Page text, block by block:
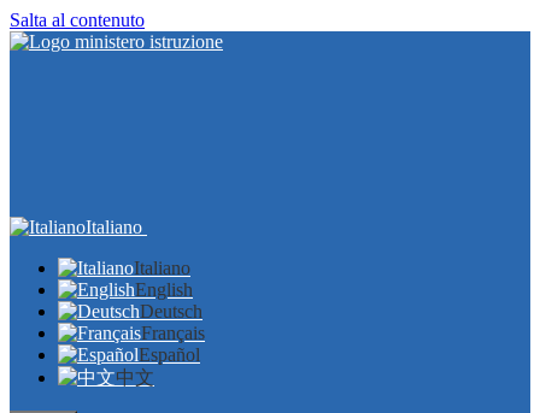
Salta al contenuto
Italiano
Italiano
English
Deutsch
Français
Español
中文